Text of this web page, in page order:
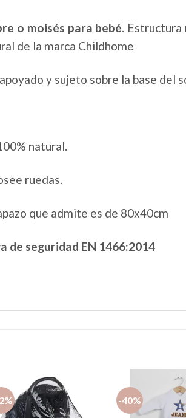
o moisés para bebé. Estructura
de la marca Childhome
y sujeto sobre la base del
natural.
ruedas.
que admite es de 80x40cm
de seguridad EN 1466:2014
-40%